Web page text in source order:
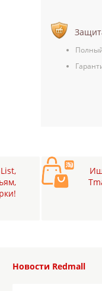
Новости Redmall